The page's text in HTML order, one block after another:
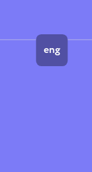
eng